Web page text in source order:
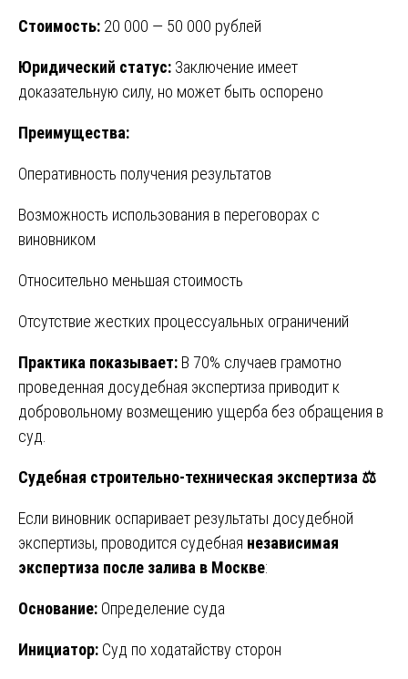
Стоимость: 20 000 — 50 000 рублей
Юридический статус: Заключение имеет
доказательную силу, но может быть оспорено
Преимущества:
Оперативность получения результатов
Возможность использования в переговорах с
виновником
Относительно меньшая стоимость
Отсутствие жестких процессуальных ограничений
Практика показывает: В 70% случаев грамотно
проведенная досудебная экспертиза приводит к
добровольному возмещению ущерба без обращения в
суд.
Судебная строительно-техническая экспертиза ⚖️
Если виновник оспаривает результаты досудебной
экспертизы, проводится судебная независимая
экспертиза после залива в Москве:
Основание: Определение суда
Инициатор: Суд по ходатайству сторон